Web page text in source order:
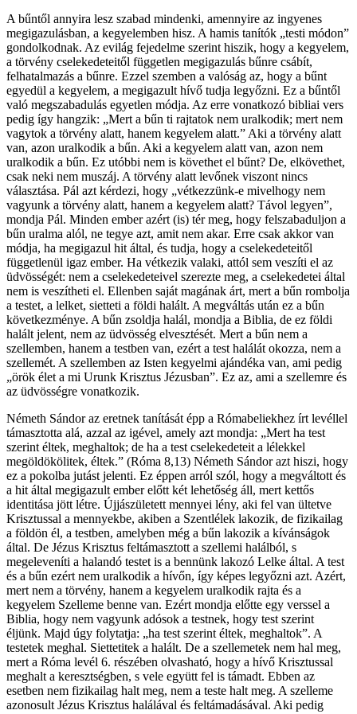
A bűntől annyira lesz szabad mindenki, amennyire az ingyenes
megigazulásban, a kegyelemben hisz. A hamis tanítók „testi módon”
gondolkodnak. Az evilág fejedelme szerint hiszik, hogy a kegyelem,
a törvény cselekedeteitől független megigazulás bűnre csábít,
felhatalmazás a bűnre. Ezzel szemben a valóság az, hogy a bűnt
egyedül a kegyelem, a megigazult hívő tudja legyőzni. Ez a bűntől
való megszabadulás egyetlen módja. Az erre vonatkozó bibliai vers
pedig így hangzik: „Mert a bűn ti rajtatok nem uralkodik; mert nem
vagytok a törvény alatt, hanem kegyelem alatt.” Aki a törvény alatt
van, azon uralkodik a bűn. Aki a kegyelem alatt van, azon nem
uralkodik a bűn. Ez utóbbi nem is követhet el bűnt? De, elkövethet,
csak neki nem muszáj. A törvény alatt levőnek viszont nincs
választása. Pál azt kérdezi, hogy „vétkezzünk-e mivelhogy nem
vagyunk a törvény alatt, hanem a kegyelem alatt? Távol legyen”,
mondja Pál. Minden ember azért (is) tér meg, hogy felszabaduljon a
bűn uralma alól, ne tegye azt, amit nem akar. Erre csak akkor van
módja, ha megigazul hit által, és tudja, hogy a cselekedeteitől
függetlenül igaz ember. Ha vétkezik valaki, attól sem veszíti el az
üdvösségét: nem a cselekedeteivel szerezte meg, a cselekedetei által
nem is veszítheti el. Ellenben saját magának árt, mert a bűn rombolja
a testet, a lelket, sietteti a földi halált. A megváltás után ez a bűn
következménye. A bűn zsoldja halál, mondja a Biblia, de ez földi
halált jelent, nem az üdvösség elvesztését. Mert a bűn nem a
szellemben, hanem a testben van, ezért a test halálát okozza, nem a
szellemét. A szellemben az Isten kegyelmi ajándéka van, ami pedig
„örök élet a mi Urunk Krisztus Jézusban”. Ez az, ami a szellemre és
az üdvösségre vonatkozik.
Németh Sándor az eretnek tanítását épp a Rómabeliekhez írt levéllel
támasztotta alá, azzal az igével, amely azt mondja: „Mert ha test
szerint éltek, meghaltok; de ha a test cselekedeteit a lélekkel
megöldökölitek, éltek.” (Róma 8,13) Németh Sándor azt hiszi, hogy
ez a pokolba jutást jelenti. Ez éppen arról szól, hogy a megváltott és
a hit által megigazult ember előtt két lehetőség áll, mert kettős
identitása jött létre. Újjászületett mennyei lény, aki fel van ültetve
Krisztussal a mennyekbe, akiben a Szentlélek lakozik, de fizikailag
a földön él, a testben, amelyben még a bűn lakozik a kívánságok
által. De Jézus Krisztus feltámasztott a szellemi halálból, s
megeleveníti a halandó testet is a bennünk lakozó Lelke által. A test
és a bűn ezért nem uralkodik a hívőn, így képes legyőzni azt. Azért,
mert nem a törvény, hanem a kegyelem uralkodik rajta és a
kegyelem Szelleme benne van. Ezért mondja előtte egy verssel a
Biblia, hogy nem vagyunk adósok a testnek, hogy test szerint
éljünk. Majd úgy folytatja: „ha test szerint éltek, meghaltok”. A
testetek meghal. Siettetitek a halált. De a szellemetek nem hal meg,
mert a Róma levél 6. részében olvasható, hogy a hívő Krisztussal
meghalt a keresztségben, s vele együtt fel is támadt. Ebben az
esetben nem fizikailag halt meg, nem a teste halt meg. A szelleme
azonosult Jézus Krisztus halálával és feltámadásával. Aki pedig